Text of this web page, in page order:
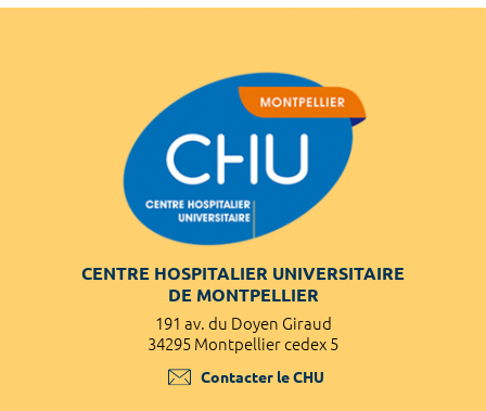
CENTRE HOSPITALIER UNIVERSITAIRE
DE MONTPELLIER
191 av. du Doyen Giraud
34295 Montpellier cedex 5
Contacter le CHU